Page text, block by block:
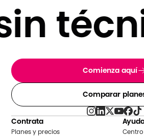
Comienza aquí
Comparar
Contrata
Planes y precios